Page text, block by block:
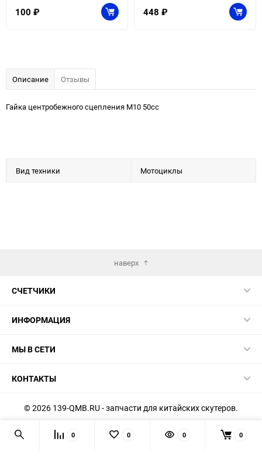
100 ₽ 448 ₽
Описание Отзывы
Гайка центробежного сцепления М10 50сс
Вид техники Мотоциклы
наверх
СЧЕТЧИКИ
ИНФОРМАЦИЯ
МЫ В СЕТИ
КОНТАКТЫ
© 2026 139-QMB.RU - запчасти для китайских скутеров.
Мы получаем и обрабатываем персональные данные
посетителей нашего сайта в соответствии с
официальной
0 0 0 0